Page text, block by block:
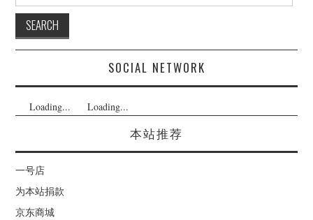
SOCIAL NETWORK
Loading... Loading...
本站推荐
一号店
为本站捐款
京东商城